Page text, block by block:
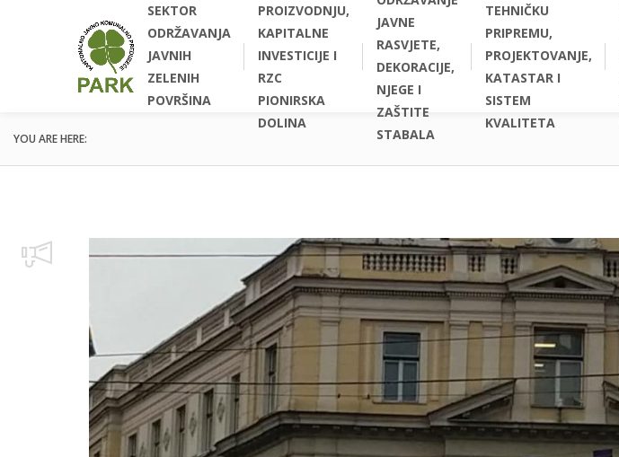
SEKTOR
ODRŽAVANJA
JAVNIH
ZELENIH
POVRŠINA
PROIZVODNJU,
KAPITALNE
INVESTICIJE I
RZC
PIONIRSKA
DOLINA
JAVNE
RASVJETE,
DEKORACIJE,
NJEGE I
ZAŠTITE
STABALA
TEHNIČKU
PRIPREMU,
PROJEKTOVANJE,
KATASTAR I
SISTEM
KVALITETA
YOU ARE HERE: